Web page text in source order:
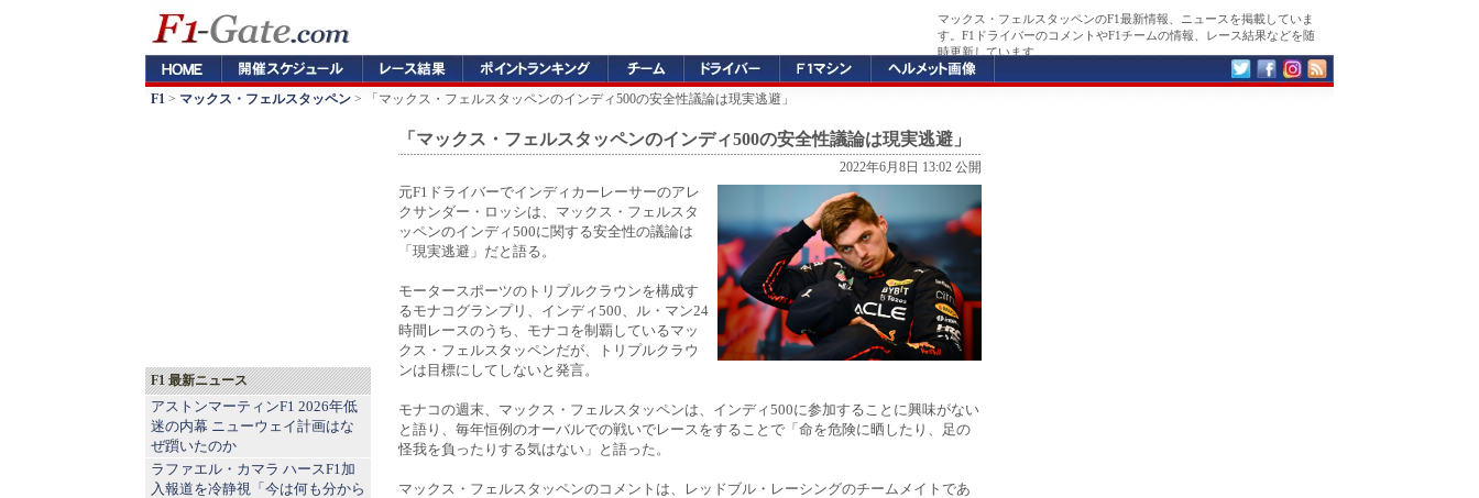
マックス・フェルスタッペンのF1最新情報、ニュースを掲載していま
す。F1ドライバーのコメントやF1チームの情報、レース結果などを随
時更新しています。
F1 > マックス・フェルスタッペン > 「マックス・フェルスタッペンのインディ500の安全性議論は現実逃避」
「マックス・フェルスタッペンのインディ500の安全性議論は現実逃避」
2022年6月8日 13:02 公開
元F1ドライバーでインディカーレーサーのアレ
クサンダー・ロッシは、マックス・フェルスタ
ッペンのインディ500に関する安全性の議論は
「現実逃避」だと語る。
モータースポーツのトリプルクラウンを構成す
るモナコグランプリ、インディ500、ル・マン24
時間レースのうち、モナコを制覇しているマッ
クス・フェルスタッペンだが、トリプルクラウ
ンは目標にしてしないと発言。
モナコの週末、マックス・フェルスタッペンは、インディ500に参加することに興味がない
と語り、毎年恒例のオーバルでの戦いでレースをすることで「命を危険に晒したり、足の
怪我を負ったりする気はない」と語った。
マックス・フェルスタッペンのコメントは、レッドブル・レーシングのチームメイトであ
F1 最新ニュース
アストンマーティンF1 2026年低
迷の内幕 ニューウェイ計画はな
ぜ躓いたのか
ラファエル・カマラ ハースF1加
入報道を冷静視「今は何も分から